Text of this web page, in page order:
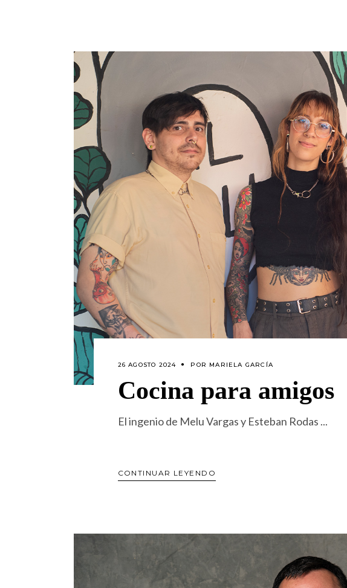
26 AGOSTO 2024 POR MARIELA GARCÍA
Cocina para amigos
El ingenio de Melu Vargas y Esteban Rodas
CONTINUAR LEYENDO